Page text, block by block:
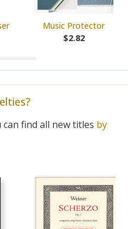
Music Protector
$2.82
find all new titles by